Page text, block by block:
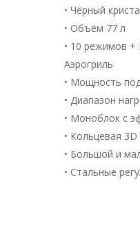
• Чёрный
• Объём 77 л
• 10 режимов +
Аэрогриль
• Мощность
• Диапазон
• Моноблок с
• Кольцевая
• Большой и
• Стальные